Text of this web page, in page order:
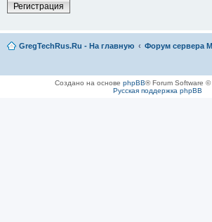
Регистрация
GregTechRus.Ru - На главную Форум сервера
Создано на основе phpBB® Forum Software ©
Русская поддержка phpBB